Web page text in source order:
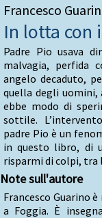
Francesco
In lotta con
Padre Pio usava
malvagia, perfida
angelo decaduto,
quella degli
ebbe modo di
sottile.
padre Pio è un
in questo libro, di
risparmi di colpi, tra
Note sull'autore
Francesco Guarino
a Foggia. È